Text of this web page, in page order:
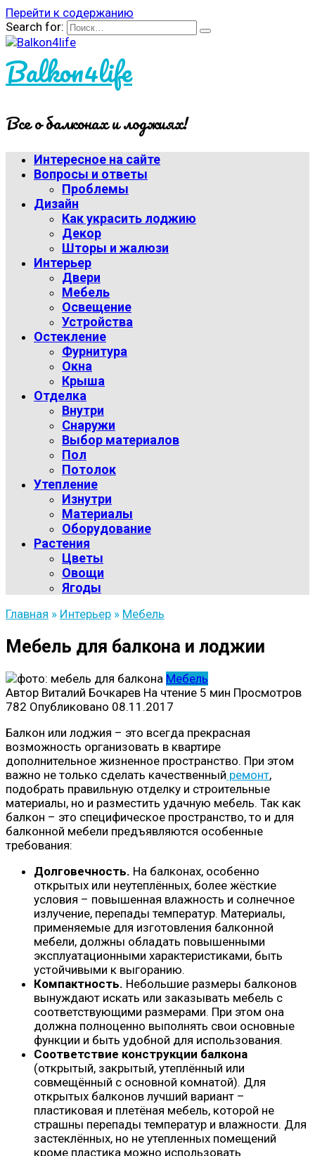
Перейти к содержанию
Search for:
Balkon4life
Все о балконах и лоджиях!
Интересное на сайте
Вопросы и ответы
Проблемы
Дизайн
Как украсить лоджию
Декор
Шторы и жалюзи
Интерьер
Двери
Мебель
Освещение
Устройства
Остекление
Фурнитура
Окна
Крыша
Отделка
Внутри
Снаружи
Выбор материалов
Пол
Потолок
Утепление
Изнутри
Материалы
Оборудование
Растения
Цветы
Овощи
Ягоды
Главная » Интерьер » Мебель
Мебель для балкона и лоджии
Мебель
Автор Виталий Бочкарев На чтение 5 мин Просмотров
782 Опубликовано 08.11.2017
Балкон или лоджия – это всегда прекрасная
возможность организовать в квартире
дополнительное жизненное пространство. При этом
важно не только сделать качественный ремонт,
подобрать правильную отделку и строительные
материалы, но и разместить удачную мебель. Так как
балкон – это специфическое пространство, то и для
балконной мебели предъявляются особенные
требования:
Долговечность. На балконах, особенно
открытых или неутеплённых, более жёсткие
условия – повышенная влажность и солнечное
излучение, перепады температур. Материалы,
применяемые для изготовления балконной
мебели, должны обладать повышенными
эксплуатационными характеристиками, быть
устойчивыми к выгоранию.
Компактность. Небольшие размеры балконов
вынуждают искать или заказывать мебель с
соответствующими размерами. При этом она
должна полноценно выполнять свои основные
функции и быть удобной для использования.
Соответствие конструкции балкона
(открытый, закрытый, утеплённый или
совмещённый с основной комнатой). Для
открытых балконов лучший вариант –
пластиковая и плетёная мебель, которой не
страшны перепады температур и влажности. Для
застеклённых, но не утепленных помещений
кроме пластика можно использовать